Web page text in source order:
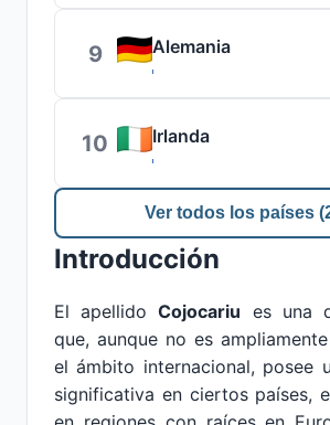
9 Alemania
10 Irlanda
Ver todos los países
Introducción
El apellidoCojocariu es una
que, aunque no es
el ámbito internacional, posee
significativa en ciertos países,